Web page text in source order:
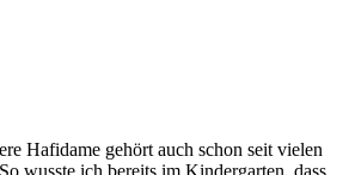
Hafidame gehört auch schon seit vielen